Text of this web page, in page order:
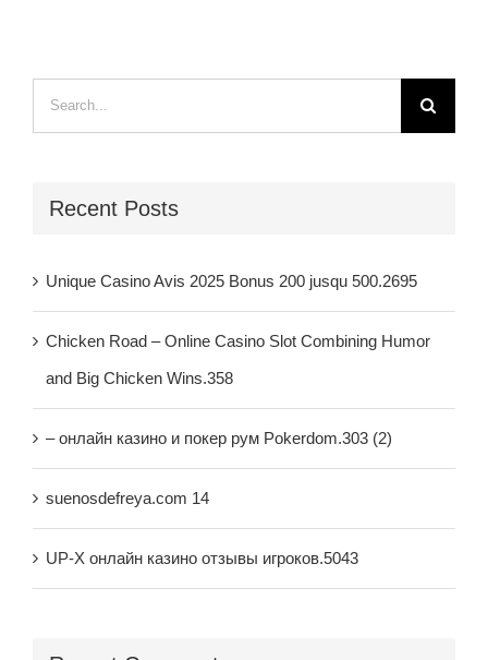
Search
for:
Recent Posts
Unique Casino Avis 2025 Bonus 200 jusqu 500.2695
Chicken Road – Online Casino Slot Combining Humor
and Big Chicken Wins.358
– онлайн казино и покер рум Pokerdom.303 (2)
suenosdefreya.com 14
UP-X онлайн казино отзывы игроков.5043